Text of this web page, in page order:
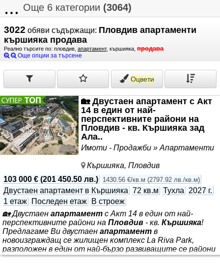
Още 6 категории (3064)
3022 обяви съдържащи: Пловдив апартаменти
кършияка продава
Реално търсите по: пловдив, апартамент, кършияка, продава
Още опции за търсене
Оцвети
🏡 Двустаен апартамент с Акт
14 в един от най-
перспективните райони на
Пловдив - кв. Кършияка зад
Ала..
Имоти - Продажби » Апартаменти
Кършияка, Пловдив
103 000 € (201 450.50 лв.) 1430.56 €/кв.м (2797.92 лв./кв.м)
Двустаен апартамент в Кършияка 72 кв.м Тухла 2027 г.
1 етаж
Последен етаж
В строеж
🏡 Двустаен апартамент с Акт 14 в един от най-
перспективните райони на Пловдив - кв. Кършияка!
Предлагаме Ви двустаен апартамент в
новоизграждащ се жилищен комплекс La Riva Park,
разположен в един от най-бързо развиващите се райони
на гр.Пловдив- кв.Кършияка, в близост до магазин